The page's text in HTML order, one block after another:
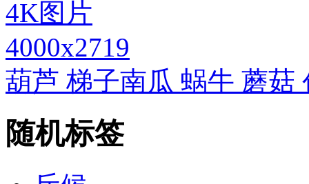
4000x2719
葫芦 梯子南瓜 蜗牛 蘑菇
随机标签